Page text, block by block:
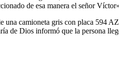
de esa manera el señor
una camioneta gris con placa 594
de Dios informó que la persona